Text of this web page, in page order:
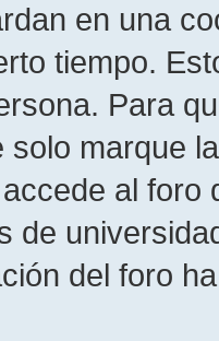
en una
tiempo.
Para
solo marque
al foro
de
del foro